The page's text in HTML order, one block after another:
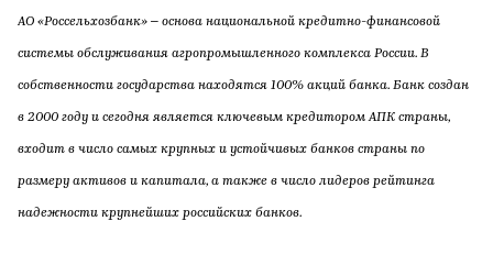
АО «Россельхозбанк» – основа национальной кредитно-финансовой
системы обслуживания агропромышленного комплекса России. В
собственности государства находятся 100% акций банка. Банк создан
в 2000 году и сегодня является ключевым кредитором АПК страны,
входит в число самых крупных и устойчивых банков страны по
размеру активов и капитала, а также в число лидеров рейтинга
надежности крупнейших российских банков.